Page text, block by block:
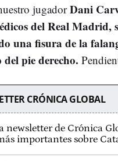
jugadorDani
del Real Madrid,
una fisura de la
pie derecho.
CRÓNICA GLOBAL
newsletter de Crónica
importantes sobre